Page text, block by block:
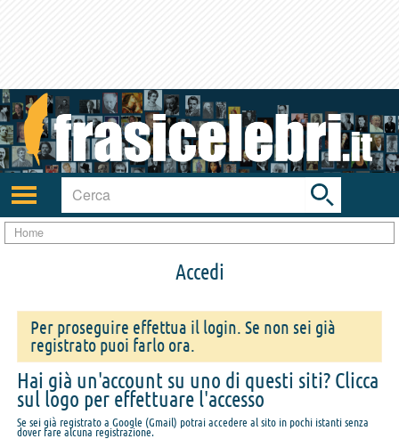
Attiva/disattiva
navigazione
Toggle
search
bar
Home
Accedi
Per proseguire effettua il login. Se non sei già
registrato puoi farlo ora.
Hai già un'account su uno di questi siti? Clicca
sul logo per effettuare l'accesso
Se sei già registrato a Google (Gmail) potrai accedere al sito in pochi istanti senza
dover fare alcuna registrazione.